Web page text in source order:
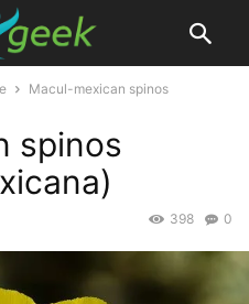
Macul-mexican spinos
spinos
0
398